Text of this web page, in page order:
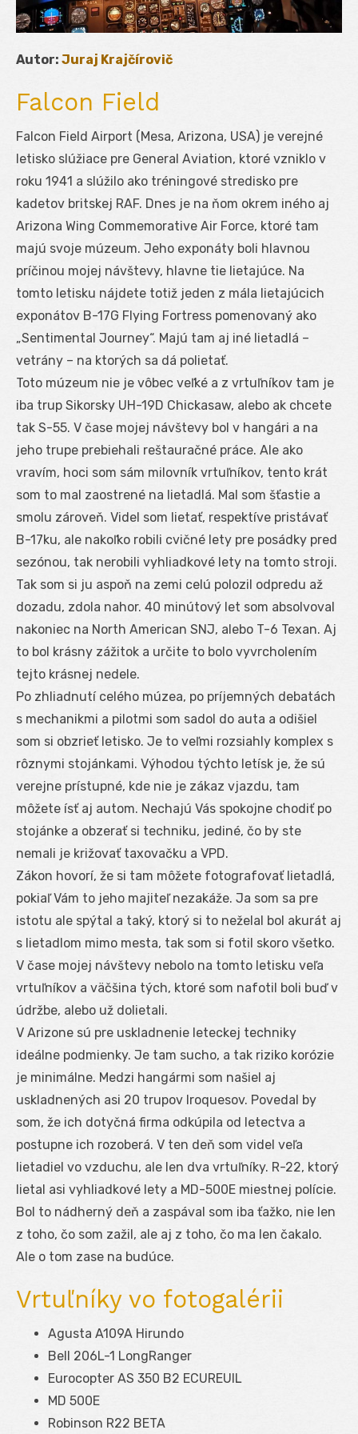
Autor: Juraj Krajčírovič
Falcon Field
Falcon Field Airport (Mesa, Arizona, USA) je verejné
letisko slúžiace pre General Aviation, ktoré vzniklo v
roku 1941 a slúžilo ako tréningové stredisko pre
kadetov britskej RAF. Dnes je na ňom okrem iného aj
Arizona Wing Commemorative Air Force, ktoré tam
majú svoje múzeum. Jeho exponáty boli hlavnou
príčinou mojej návštevy, hlavne tie lietajúce. Na
tomto letisku nájdete totiž jeden z mála lietajúcich
exponátov B-17G Flying Fortress pomenovaný ako
„Sentimental Journey“. Majú tam aj iné lietadlá –
vetrány – na ktorých sa dá polietať.
Toto múzeum nie je vôbec veľké a z vrtuľníkov tam je
iba trup Sikorsky UH-19D Chickasaw, alebo ak chcete
tak S-55. V čase mojej návštevy bol v hangári a na
jeho trupe prebiehali reštauračné práce. Ale ako
vravím, hoci som sám milovník vrtuľníkov, tento krát
som to mal zaostrené na lietadlá. Mal som šťastie a
smolu zároveň. Videl som lietať, respektíve pristávať
B-17ku, ale nakoľko robili cvičné lety pre posádky pred
sezónou, tak nerobili vyhliadkové lety na tomto stroji.
Tak som si ju aspoň na zemi celú polozil odpredu až
dozadu, zdola nahor. 40 minútový let som absolvoval
nakoniec na North American SNJ, alebo T-6 Texan. Aj
to bol krásny zážitok a určite to bolo vyvrcholením
tejto krásnej nedele.
Po zhliadnutí celého múzea, po príjemných debatách
s mechanikmi a pilotmi som sadol do auta a odišiel
som si obzrieť letisko. Je to veľmi rozsiahly komplex s
rôznymi stojánkami. Výhodou týchto letísk je, že sú
verejne prístupné, kde nie je zákaz vjazdu, tam
môžete ísť aj autom. Nechajú Vás spokojne chodiť po
stojánke a obzerať si techniku, jediné, čo by ste
nemali je križovať taxovačku a VPD.
Zákon hovorí, že si tam môžete fotografovať lietadlá,
pokiaľ Vám to jeho majiteľ nezakáže. Ja som sa pre
istotu ale spýtal a taký, ktorý si to neželal bol akurát aj
s lietadlom mimo mesta, tak som si fotil skoro všetko.
V čase mojej návštevy nebolo na tomto letisku veľa
vrtuľníkov a väčšina tých, ktoré som nafotil boli buď v
údržbe, alebo už dolietali.
V Arizone sú pre uskladnenie leteckej techniky
ideálne podmienky. Je tam sucho, a tak riziko korózie
je minimálne. Medzi hangármi som našiel aj
uskladnených asi 20 trupov Iroquesov. Povedal by
som, že ich dotyčná firma odkúpila od letectva a
postupne ich rozoberá. V ten deň som videl veľa
lietadiel vo vzduchu, ale len dva vrtuľníky. R-22, ktorý
lietal asi vyhliadkové lety a MD-500E miestnej polície.
Bol to nádherný deň a zaspával som iba ťažko, nie len
z toho, čo som zažil, ale aj z toho, čo ma len čakalo.
Ale o tom zase na budúce.
Vrtuľníky vo fotogalérii
Agusta A109A Hirundo
Bell 206L-1 LongRanger
Eurocopter AS 350 B2 ECUREUIL
MD 500E
Robinson R22 BETA